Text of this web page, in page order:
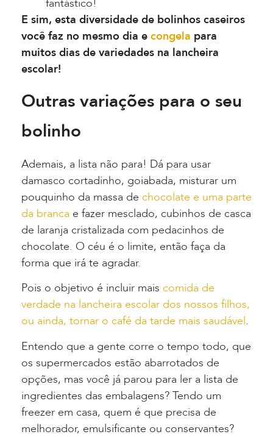
fantástico!
E sim, esta diversidade de bolinhos caseiros
você faz no mesmo dia e congela para
muitos dias de variedades na lancheira
escolar!
Outras variações para o seu
bolinho
Ademais, a lista não para! Dá para usar
damasco cortadinho, goiabada, misturar um
pouquinho da massa de chocolate e uma parte
da branca e fazer mesclado, cubinhos de casca
de laranja cristalizada com pedacinhos de
chocolate. O céu é o limite, então faça da
forma que irá te agradar.
Pois o objetivo é incluir mais comida de
verdade na lancheira escolar dos nossos filhos,
ou ainda, tornar o café da tarde mais saudável.
Entendo que a gente corre o tempo todo, que
os supermercados estão abarrotados de
opções, mas você já parou para ler a lista de
ingredientes das embalagens? Tendo um
freezer em casa, quem é que precisa de
melhorador, emulsificante ou conservantes?